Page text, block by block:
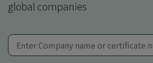
global companies